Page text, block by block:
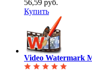
56,59 руб.
Купить
Video Watermark